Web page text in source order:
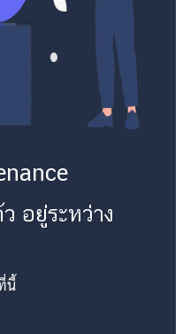
อยู่ระหว่าง
นี้